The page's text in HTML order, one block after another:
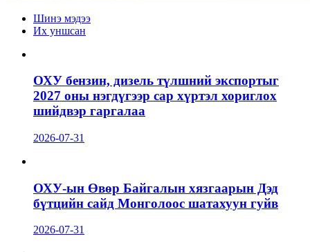
Шинэ мэдээ
Их уншсан
ОХУ бензин, дизель түлшний экспортыг
2027 оны нэгдүгээр сар хүртэл хориглох
шийдвэр гаргалаа
2026-07-31
ОХУ-ын Өвөр Байгалын хязгаарын Дэд
бүтцийн сайд Монголоос шатахуун гуйв
2026-07-31